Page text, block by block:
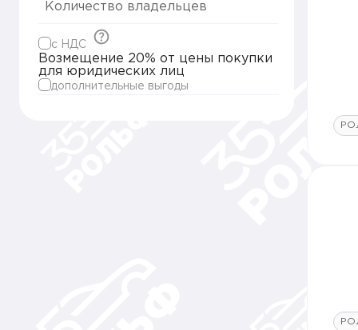
Количество владельцев
c НДС
Возмещение 20% от цены покупки
для юридических лиц
дополнительные выгоды